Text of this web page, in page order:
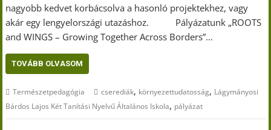
nagyobb kedvet korbácsolva a hasonló projektekhez, vagy
akár egy lengyelországi utazáshoz. Pályázatunk „ROOTS
and WINGS – Growing Together Across Borders”…
TOVÁBB OLVASOM
Természetpedagógia cserediák, környezettudatosság, Lágymányosi
Bárdos Lajos Két Tanítási Nyelvű Általános Iskola, pályázat